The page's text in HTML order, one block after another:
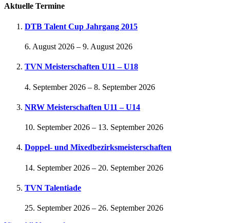
Aktuelle Termine
DTB Talent Cup Jahrgang 2015
6. August 2026 – 9. August 2026
TVN Meisterschaften U11 – U18
4. September 2026 – 8. September 2026
NRW Meisterschaften U11 – U14
10. September 2026 – 13. September 2026
Doppel- und Mixedbezirksmeisterschaften
14. September 2026 – 20. September 2026
TVN Talentiade
25. September 2026 – 26. September 2026